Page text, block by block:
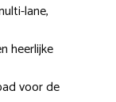
lane,
heerlijke
voor de